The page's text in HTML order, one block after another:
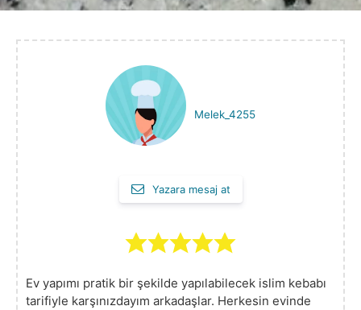
Melek_4255
Yazara mesaj at
Ev yapımı pratik bir şekilde yapılabilecek islim kebabı
tarifiyle karşınızdayım arkadaşlar. Herkesin evinde